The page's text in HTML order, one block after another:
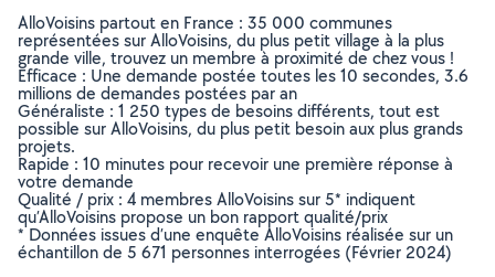
AlloVoisins partout en France : 35 000 communes
représentées sur AlloVoisins, du plus petit village à la plus
grande ville, trouvez un membre à proximité de chez vous !
Efficace : Une demande postée toutes les 10 secondes, 3.6
millions de demandes postées par an
Généraliste : 1 250 types de besoins différents, tout est
possible sur AlloVoisins, du plus petit besoin aux plus grands
projets.
Rapide : 10 minutes pour recevoir une première réponse à
votre demande
Qualité / prix : 4 membres AlloVoisins sur 5* indiquent
qu’AlloVoisins propose un bon rapport qualité/prix
* Données issues d’une enquête AlloVoisins réalisée sur un
échantillon de 5 671 personnes interrogées (Février 2024)